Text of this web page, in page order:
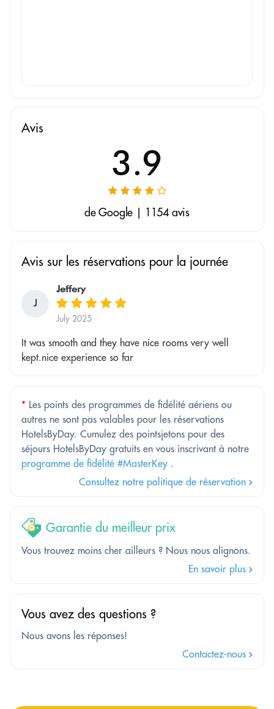
Avis
3.9
de Google | 1154 avis
Avis sur les réservations pour la journée
J
Jeffery
July 2025
It was smooth and they have nice rooms very well
kept.nice experience so far
* Les points des programmes de fidélité aériens ou
autres ne sont pas valables pour les réservations
HotelsByDay. Cumulez des pointsjetons pour des
séjours HotelsByDay gratuits en vous inscrivant à notre
programme de fidélité #MasterKey .
Consultez notre politique de réservation
Garantie du meilleur prix
Vous trouvez moins cher ailleurs ? Nous nous alignons.
En savoir plus
Vous avez des questions ?
Nous avons les réponses!
Contactez-nous